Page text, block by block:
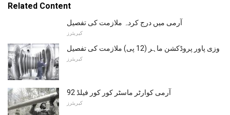
Related Content
آرمی میں درج کردہ ملازمت کی تفصیل
کیریئرز
وزی پاور پروڈکشن ماہر (12 پی) ملازمت کی تفصیل
کیریئرز
آرمی کوارٹر ماسٹر کور کور فیلڈ 92
کیریئرز